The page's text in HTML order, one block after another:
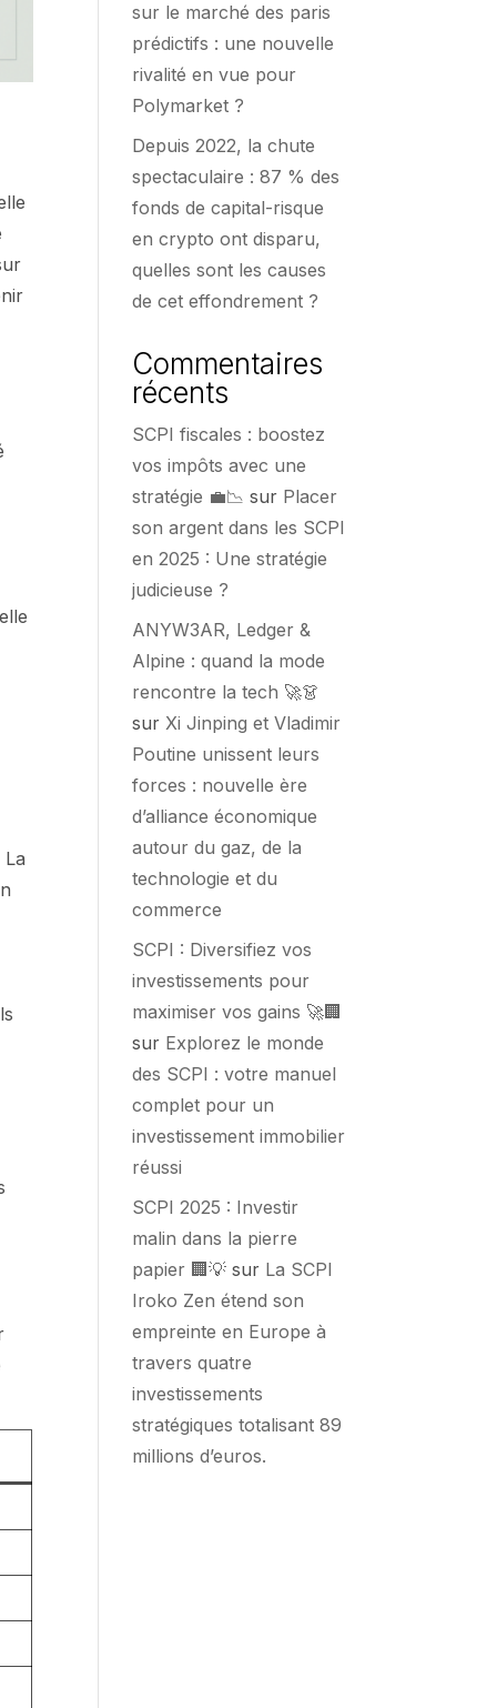
sur le marché des paris
prédictifs : une nouvelle
rivalité en vue pour
Polymarket ?
Depuis 2022, la chute
spectaculaire : 87 % des
fonds de capital-risque
en crypto ont disparu,
quelles sont les causes
de cet effondrement ?
Commentaires
récents
SCPI fiscales : boostez
vos impôts avec une
stratégie 💼📉 sur Placer
son argent dans les SCPI
en 2025 : Une stratégie
judicieuse ?
ANYW3AR, Ledger &
Alpine : quand la mode
rencontre la tech 🚀👗
surXi Jinping et Vladimir
Poutine unissent leurs
forces : nouvelle ère
d’alliance économique
autour du gaz, de la
technologie et du
commerce
SCPI : Diversifiez vos
investissements pour
maximiser vos gains 🚀🏢
sur Explorez le monde
des SCPI : votre manuel
complet pour un
investissement immobilier
réussi
SCPI 2025 : Investir
malin dans la pierre
papier 🏢💡 sur La SCPI
Iroko Zen étend son
empreinte en Europe à
travers quatre
investissements
stratégiques totalisant 89
millions d’euros.